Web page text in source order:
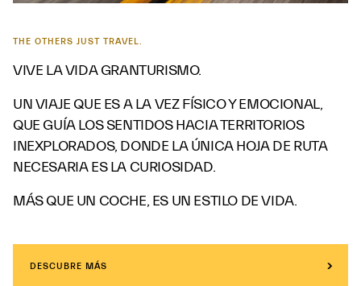
THE OTHERS JUST TRAVEL.
VIVE LA VIDA GRANTURISMO.
UN VIAJE QUE ES A LA VEZ FÍSICO Y EMOCIONAL,
QUE GUÍA LOS SENTIDOS HACIA TERRITORIOS
INEXPLORADOS, DONDE LA ÚNICA HOJA DE RUTA
NECESARIA ES LA CURIOSIDAD.
MÁS QUE UN COCHE, ES UN ESTILO DE VIDA.
DESCUBRE MÁS